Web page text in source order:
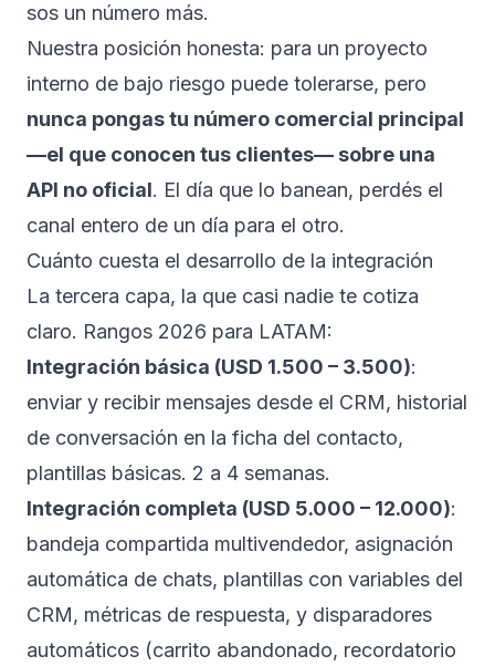
sos un número más.
Nuestra posición honesta: para un proyecto
interno de bajo riesgo puede tolerarse, pero
nunca pongas tu número comercial principal
—el que conocen tus clientes— sobre una
API no oficial. El día que lo banean, perdés el
canal entero de un día para el otro.
Cuánto cuesta el desarrollo de la integración
La tercera capa, la que casi nadie te cotiza
claro. Rangos 2026 para LATAM:
Integración básica (USD 1.500 – 3.500):
enviar y recibir mensajes desde el CRM, historial
de conversación en la ficha del contacto,
plantillas básicas. 2 a 4 semanas.
Integración completa (USD 5.000 – 12.000):
bandeja compartida multivendedor, asignación
automática de chats, plantillas con variables del
CRM, métricas de respuesta, y disparadores
automáticos (carrito abandonado, recordatorio